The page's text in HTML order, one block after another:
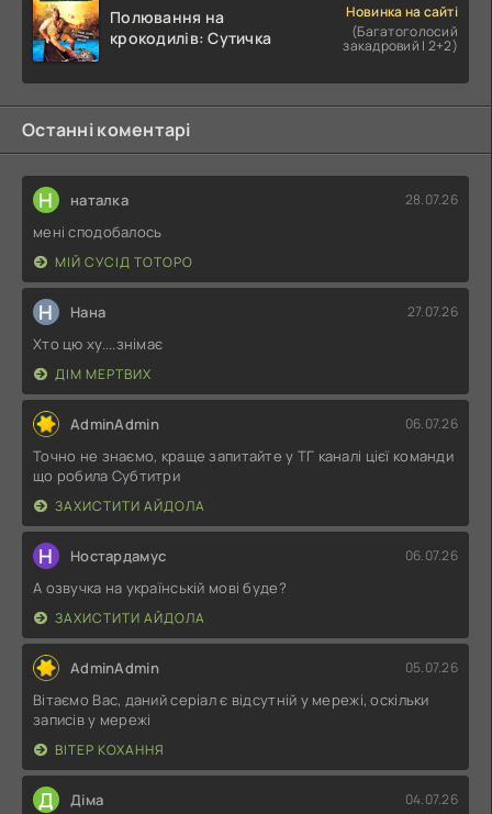
Полювання на
крокодилів: Сутичка
Новинка на сайті
(Багатоголосий
закадровий | 2+2)
Останні коментарі
Н наталка 28.07.26
мені сподобалось
МІЙ СУСІД ТОТОРО
Н Нана 27.07.26
Хто цю ху....знімає
ДІМ МЕРТВИХ
AdminAdmin 06.07.26
Точно не знаємо, краще запитайте у ТГ каналі цієї команди
що робила Субтитри
ЗАХИСТИТИ АЙДОЛА
Н Ностардамус 06.07.26
А озвучка на українській мові буде?
ЗАХИСТИТИ АЙДОЛА
AdminAdmin 05.07.26
Вітаємо Вас, даний серіал є відсутній у мережі, оскільки
записів у мережі
ВІТЕР КОХАННЯ
Д Діма 04.07.26